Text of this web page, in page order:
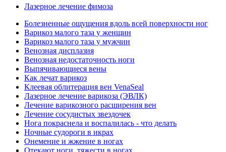
Лазерное лечение фимоза
Болезненные ощущения вдоль всей поверхности ног
Варикоз малого таза у женщин
Варикоз малого таза у мужчин
Венозная дисплазия
Венозная недостаточность ноги
Выпячивающиеся вены
Как лечат варикоз
Клеевая облитерация вен VenaSeal
Лазерное лечение варикоза (ЭВЛК)
Лечение варикозного расширения вен
Лечение сосудистых звездочек
Нога покраснела и воспалилась - что делать
Ночные судороги в икрах
Онемение и жжение в ногах
Отекают ноги, тяжести в ногах